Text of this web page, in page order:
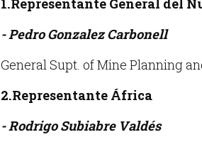
1.Representante General del
- Pedro Gonzalez Carbonell
General Supt. of Mine Planning
2.Representante África
- Rodrigo Subiabre Valdés